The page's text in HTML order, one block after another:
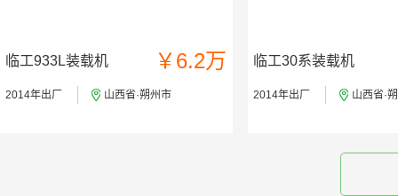
临工933L装载机 ￥6.2万
2014年出厂 山西省·朔州市
临工30系装载机
2014年出厂 山西省·